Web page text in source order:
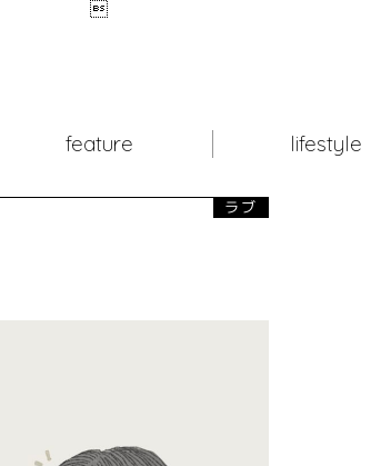

feature lifestyle
ラブ